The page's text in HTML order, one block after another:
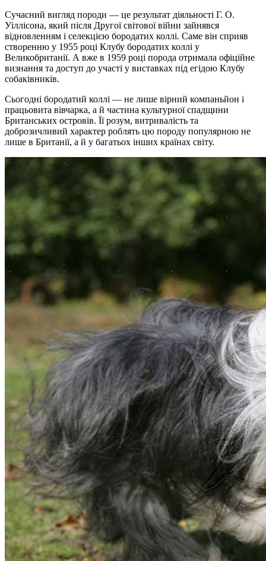
Сучасний вигляд породи — це результат діяльності Г. О.
Уіллісона, який після Другої світової війни зайнявся
відновленням і селекцією бородатих коллі. Саме він сприяв
створенню у 1955 році Клубу бородатих коллі у
Великобританії. А вже в 1959 році порода отримала офіційне
визнання та доступ до участі у виставках під егідою Клубу
собаківників.
Сьогодні бородатий коллі — не лише вірний компаньйон і
працьовита вівчарка, а й частина культурної спадщини
Британських островів. Її розум, витривалість та
доброзичливий характер роблять цю породу популярною не
лише в Британії, а й у багатьох інших країнах світу.